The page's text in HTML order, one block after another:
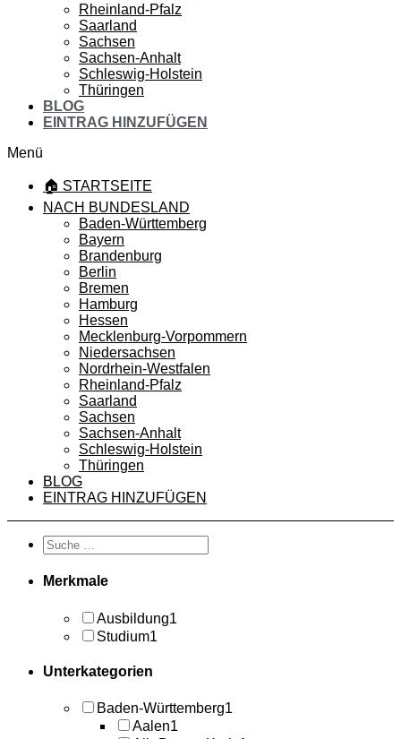
Rheinland-Pfalz
Saarland
Sachsen
Sachsen-Anhalt
Schleswig-Holstein
Thüringen
BLOG
EINTRAG HINZUFÜGEN
Menü
🏠 STARTSEITE
NACH BUNDESLAND
Baden-Württemberg
Bayern
Brandenburg
Berlin
Bremen
Hamburg
Hessen
Mecklenburg-Vorpommern
Niedersachsen
Nordrhein-Westfalen
Rheinland-Pfalz
Saarland
Sachsen
Sachsen-Anhalt
Schleswig-Holstein
Thüringen
BLOG
EINTRAG HINZUFÜGEN
Merkmale
Ausbildung1
Studium1
Unterkategorien
Baden-Württemberg1
Aalen1